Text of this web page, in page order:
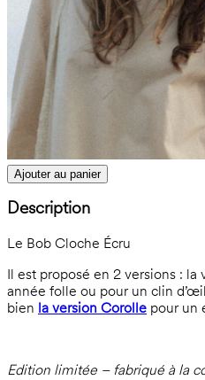
Ajouter au panier
Description
Le Bob Cloche Écru
Il est proposé en 2 versions :
année folle ou pour un clin
bien la version Corolle pour un
Edition limitée – fabriqué à la